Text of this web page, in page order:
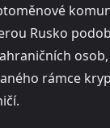
Rusko
rámce